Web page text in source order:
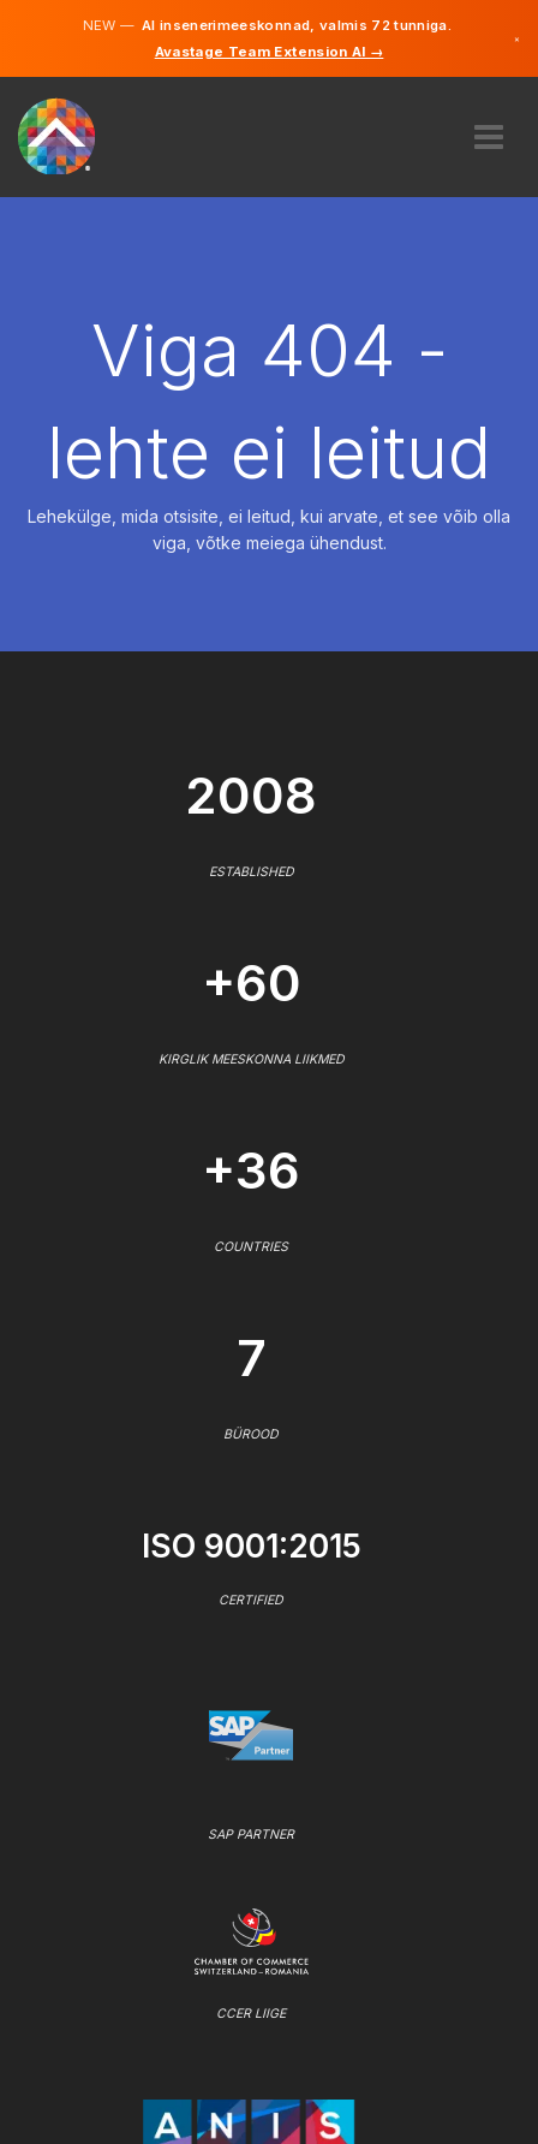
NEW —AI insenerimeeskonnad, valmis 72 tunniga.
Avastage Team Extension AI →
×
PALKAMAViga 404 -
lehte ei leitud
Lehekülge, mida otsisite, ei leitud, kui arvate, et see võib olla
viga, võtke meiega ühendust.
2008
ESTABLISHED
+60
KIRGLIK MEESKONNA LIIKMED
+36
COUNTRIES
7
BÜROOD
ISO 9001:2015
CERTIFIED
SAP PARTNER
CCER LIIGE